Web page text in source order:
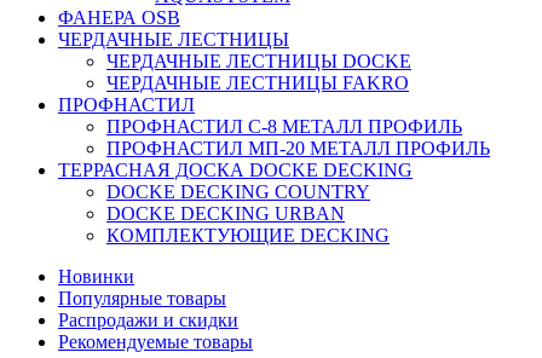
ФАНЕРА OSB
ЧЕРДАЧНЫЕ ЛЕСТНИЦЫ
ЧЕРДАЧНЫЕ ЛЕСТНИЦЫ DOCKE
ЧЕРДАЧНЫЕ ЛЕСТНИЦЫ FAKRO
ПРОФНАСТИЛ
ПРОФНАСТИЛ C-8 МЕТАЛЛ ПРОФИЛЬ
ПРОФНАСТИЛ МП-20 МЕТАЛЛ ПРОФИЛЬ
ТЕРРАСНАЯ ДОСКА DOCKE DECKING
DOCKE DECKING COUNTRY
DOCKE DECKING URBAN
КОМПЛЕКТУЮЩИЕ DECKING
Новинки
Популярные товары
Распродажи и скидки
Рекомендуемые товары